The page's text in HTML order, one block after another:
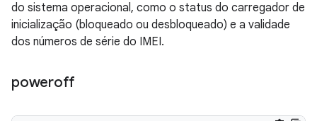
do sistema operacional, como o status do carregador de
inicialização (bloqueado ou desbloqueado) e a validade
dos números de série do IMEI.
poweroff